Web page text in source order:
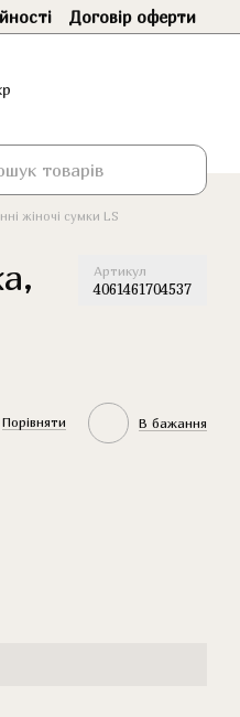
Договір оферти
жіночі сумки LS
Артикул
4061461704537
Порівняти В бажання